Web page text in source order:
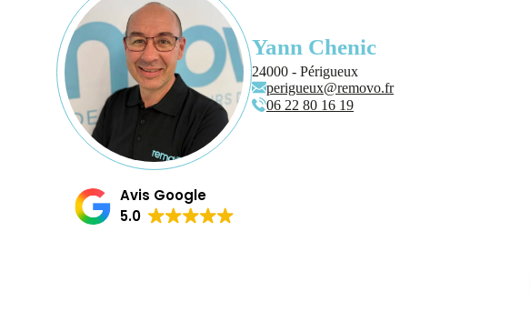
Yann Chenic
24000 - Périgueux
perigueux@removo.fr
06 22 80 16 19
Avis Google
5.0